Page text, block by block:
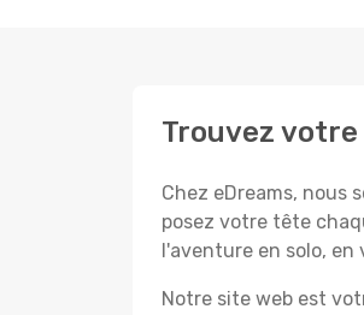
Trouvez
Chez eDreams, nous
posez votre tête
l'aventure en solo,
Notre site web est